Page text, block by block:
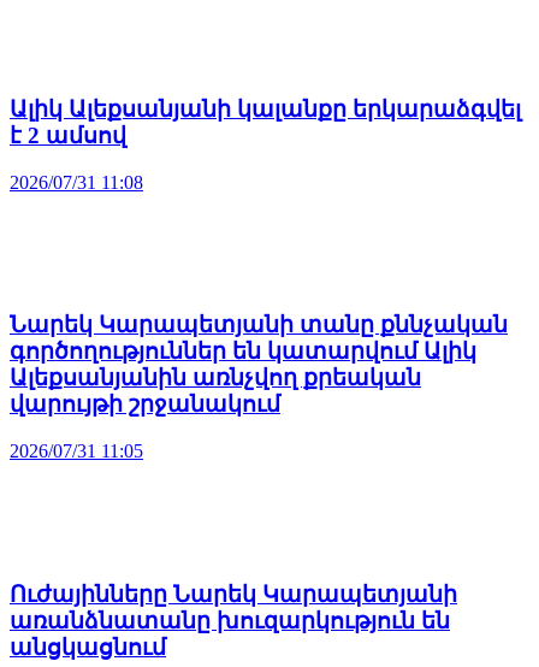
Ալիկ Ալեքսանյանի կալանքը երկարաձգվել
է 2 ամսով
2026/07/31 11:08
Նարեկ Կարապետյանի տանը քննչական
գործողություններ են կատարվում Ալիկ
Ալեքսանյանին առնչվող քրեական
վարույթի շրջանակում
2026/07/31 11:05
Ուժայինները Նարեկ Կարապետյանի
առանձնատանը խուզարկություն են
անցկացնում